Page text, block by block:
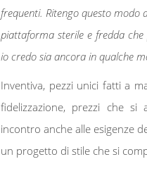
frequenti. Ritengo questo modo
piattaforma sterile e fredda
io credo sia ancora in qualche
Inventiva, pezzi unici fatti a
fidelizzazione, prezzi che
incontro anche alle esigenze
un progetto di stile che si